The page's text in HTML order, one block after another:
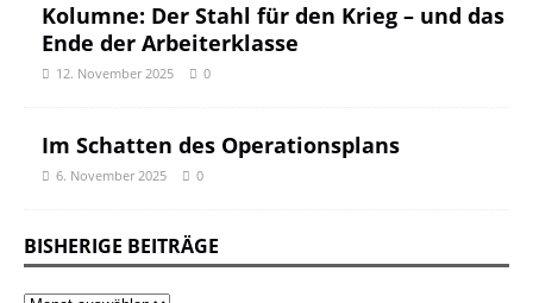
Kolumne: Der Stahl für den Krieg – und das
Ende der Arbeiterklasse
12. November 2025 0
Im Schatten des Operationsplans
6. November 2025 0
BISHERIGE BEITRÄGE